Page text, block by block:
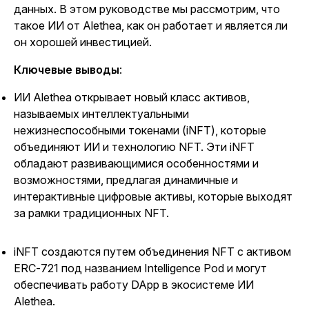
данных. В этом руководстве мы рассмотрим, что
такое ИИ от Alethea, как он работает и является ли
он хорошей инвестицией.
Ключевые выводы:
ИИ Alethea открывает новый класс активов,
называемых интеллектуальными
нежизнеспособными токенами (iNFT), которые
объединяют ИИ и технологию NFT. Эти iNFT
обладают развивающимися особенностями и
возможностями, предлагая динамичные и
интерактивные цифровые активы, которые выходят
за рамки традиционных NFT.
iNFT создаются путем объединения NFT с активом
ERC-721 под названием Intelligence Pod и могут
обеспечивать работу DApp в экосистеме ИИ
Alethea.